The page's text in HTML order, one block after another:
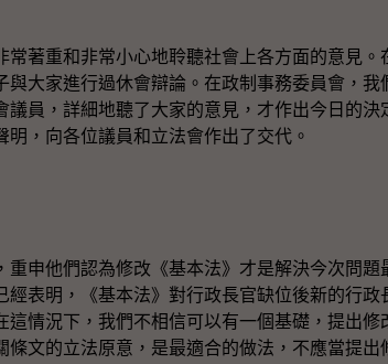
重和非常小心地聆聽社會上各方面的意見。
大家進行過休會辯論。在政制事務委員會，我
員，詳細地聽了大家的意見，才作出今日的決
，向各位議員和立法會作出了交代。
他們認為修改《基本法》才是解決今次問題
表明，《基本法》對行政長官缺位後新的行政
情況下，我們不相信可以有一個基礎，提出修
文的立法原意，是最適合的做法，不應當提出